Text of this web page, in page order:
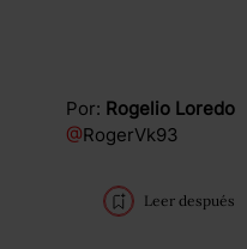
Por: Rogelio Loredo
@RogerVk93
Leer después